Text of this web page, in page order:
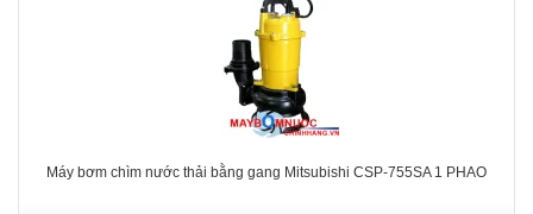
Máy bơm chìm nước thải bằng gang Mitsubishi CSP-755SA 1 PHAO